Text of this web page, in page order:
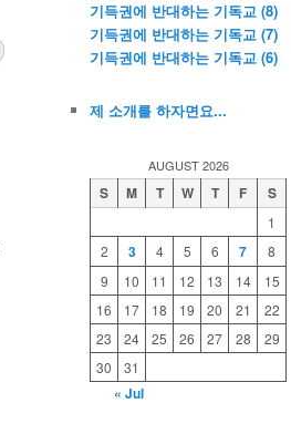
기득권에 반대하는 기독교 (8)
기득권에 반대하는 기독교 (7)
기득권에 반대하는 기독교 (6)
제 소개를 하자면요...
AUGUST 2026
S M T W T F S
1
2
3 4 5 6 7
8
9
10 11 12 13 14
15
16
17 18 19 20 21
22
23
24 25 26 27 28
29
30
31
« Jul